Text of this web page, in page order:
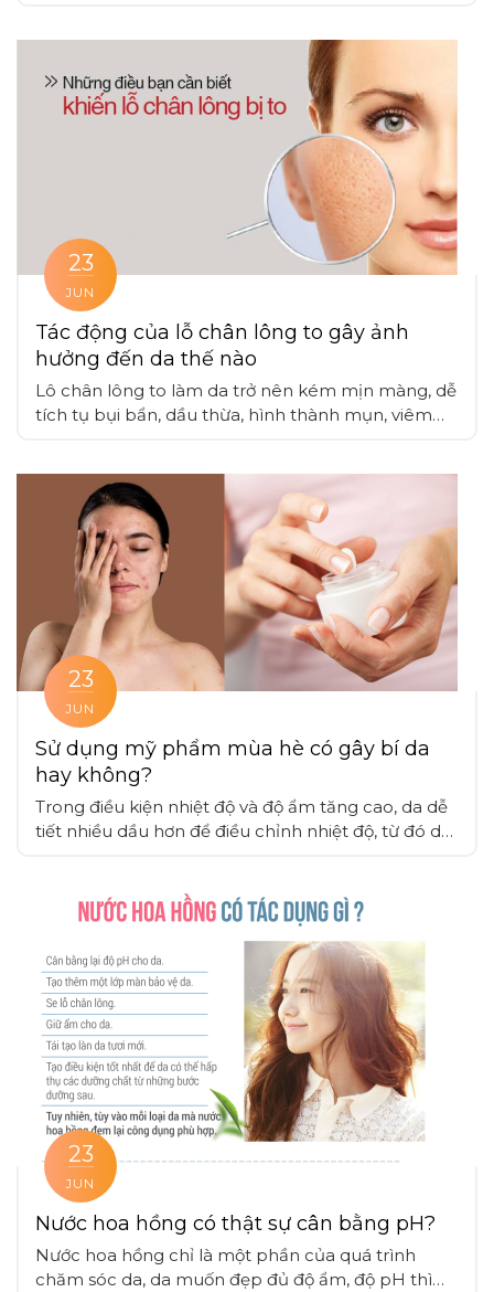
23
JUN
Tác động của lỗ chân lông to gây ảnh
hưởng đến da thế nào
Lô chân lông to làm da trở nên kém mịn màng, dễ
tích tụ bụi bẩn, dầu thừa, hình thành mụn, viêm
trạng này, cùng các liệu pháp điều trị da khác
23
JUN
Sử dụng mỹ phẩm mùa hè có gây bí da
hay không?
Trong điều kiện nhiệt độ và độ ẩm tăng cao, da dễ
tiết nhiều dầu hơn để điều chỉnh nhiệt độ, từ đó dễ
lượng vừa phải không gây bí bách cho da
23
JUN
Nước hoa hồng có thật sự cân bằng pH?
Nước hoa hồng chỉ là một phần của quá trình
chăm sóc da, da muốn đẹp đủ độ ẩm, độ pH thì